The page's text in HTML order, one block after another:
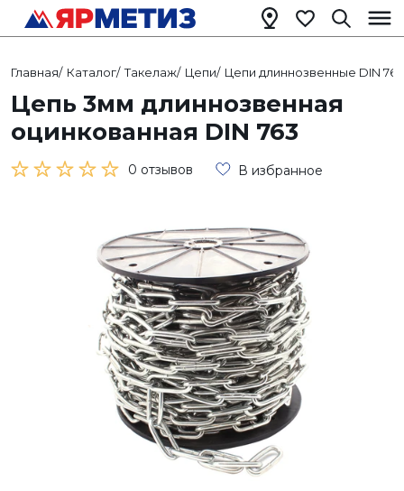
Главная/ Каталог/ Такелаж/ Цепи/ Цепи длиннозвенные DIN 763
Цепь 3мм длиннозвенная
оцинкованная DIN 763
0 отзывов В избранное